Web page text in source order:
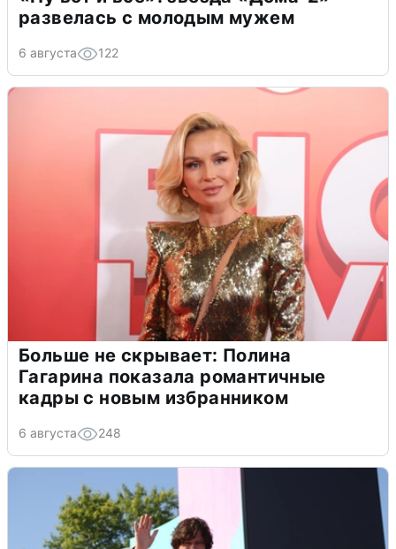
развелась с молодым мужем
6 августа 122
Больше не скрывает: Полина
Гагарина показала романтичные
кадры с новым избранником
6 августа 248